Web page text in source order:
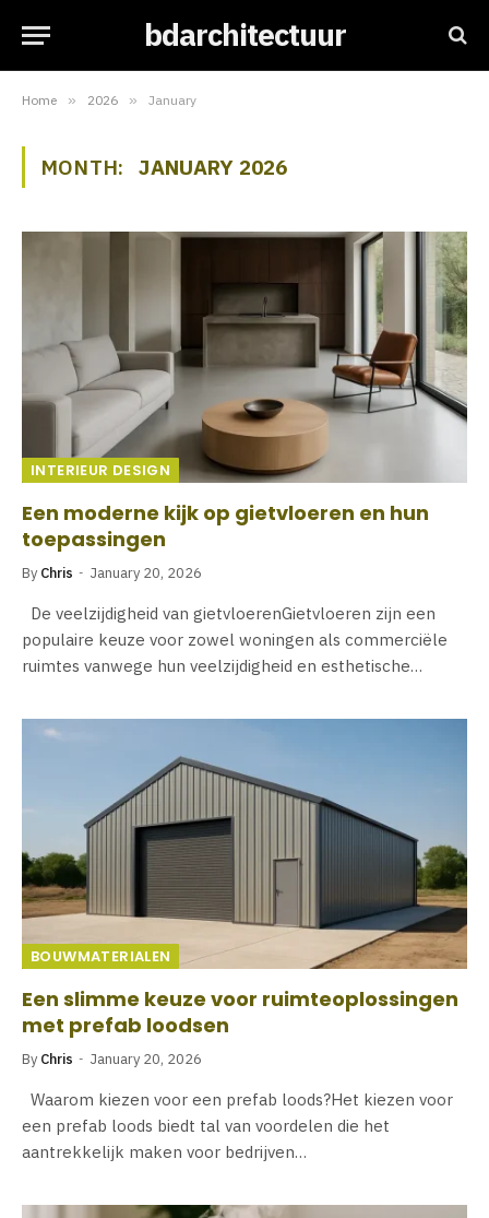
bdarchitectuur
Home » 2026 » January
MONTH: JANUARY 2026
INTERIEUR DESIGN
Een moderne kijk op gietvloeren en hun
toepassingen
By Chris January 20, 2026
De veelzijdigheid van gietvloerenGietvloeren zijn een
populaire keuze voor zowel woningen als commerciële
ruimtes vanwege hun veelzijdigheid en esthetische…
BOUWMATERIALEN
Een slimme keuze voor ruimteoplossingen
met prefab loodsen
By Chris January 20, 2026
Waarom kiezen voor een prefab loods?Het kiezen voor
een prefab loods biedt tal van voordelen die het
aantrekkelijk maken voor bedrijven…